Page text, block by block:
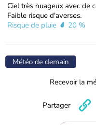
Ciel très nuageux avec de
Faible risque d'averses.
Risque de pluie
20 %
Météo de demain
Recevoir la
Partager